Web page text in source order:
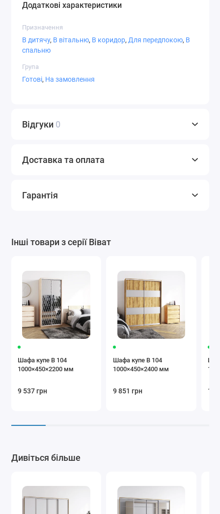
Графіт
Світло
коричневий
Бежевий Коричневий Крем
комплектація
Додаткові характеристики
Призначення
В дитячу, В вітальню, В коридор, Для передпокою, В
спальню
Група
Готові, На замовлення
Відгуки 0
Доставка та оплата
Гарантія
Інші товари з серії Віват
Шафа купе В 104
1000×450×2200 мм
9 537 грн
Шафа купе В 104
1000×450×2400 мм
9 851 грн 10
Дивіться більше